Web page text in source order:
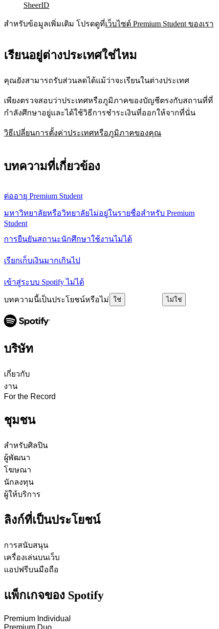
SheerID
สำหรับข้อมูลเพิ่มเติม โปรดดูที่เว็บไซต์ Premium Student ของเรา
เรียนอยู่ต่างประเทศใช่ไหม
คุณยังสามารถรับส่วนลดได้แม้ว่าจะเรียนในต่างประเทศ
เพียงตรวจสอบว่าประเทศหรือภูมิภาคของบัญชีตรงกับสถานที่ที่
กำลังศึกษาอยู่และได้ใช้วิธีการชำระเงินที่ออกให้จากที่นั่น
วิธีเปลี่ยนการตั้งค่าประเทศหรือภูมิภาคของคุณ
บทความที่เกี่ยวข้อง
ต่ออายุ Premium Student
มหาวิทยาลัยหรือวิทยาลัยไม่อยู่ในรายชื่อสำหรับ Premium
Student
การยืนยันสถานะนักศึกษาใช้งานไม่ได้
เรียกเก็บเงินมากเกินไป
เข้าสู่ระบบ Spotify ไม่ได้
บทความนี้เป็นประโยชน์หรือไม่ ใช่ ไม่ใช่
บริษัท
เกี่ยวกับ
งาน
For the Record
ชุมชน
สำหรับศิลปิน
ผู้พัฒนา
โฆษณา
นักลงทุน
ผู้ให้บริการ
ลิงก์ที่เป็นประโยชน์
การสนับสนุน
เครื่องเล่นบนเว็บ
แอปฟรีบนมือถือ
แพ็กเกจของ Spotify
Premium Individual
Premium Duo